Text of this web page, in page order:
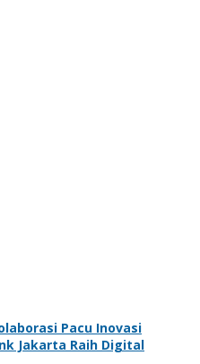
Pacu Inovasi
Jakarta Raih Digital